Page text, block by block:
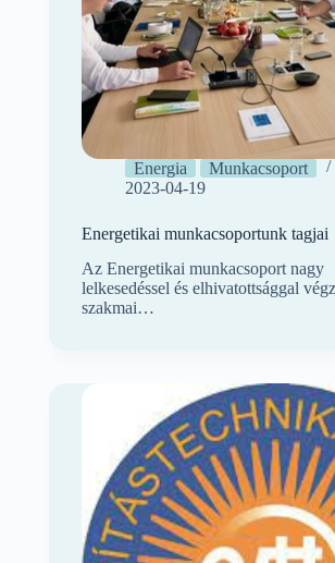
Energia
Munkacsoport
2023-04-19
Energetikai munkacsoportunk tagjai
Az Energetikai munkacsoport nagy
lelkesedéssel és elhivatottsággal
szakmai…